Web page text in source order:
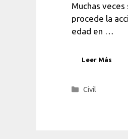
Muchas
procede la
edad en …
Leer Más
Categorías
Civil